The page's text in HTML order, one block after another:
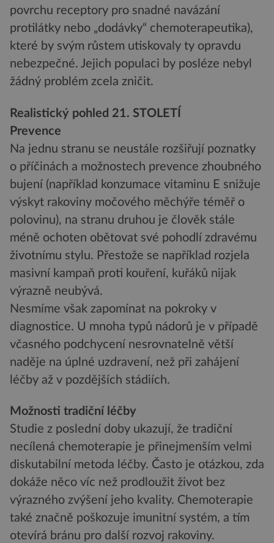
povrchu receptory pro snadné navázání
protilátky nebo „dodávky“ chemoterapeutika),
které by svým růstem utiskovaly ty opravdu
nebezpečné. Jejich populaci by posléze nebyl
žádný problém zcela zničit.
Realistický pohled 21. STOLETÍ
Prevence
Na jednu stranu se neustále rozšiřují poznatky
o příčinách a možnostech prevence zhoubného
bujení (například konzumace vitaminu E snižuje
výskyt rakoviny močového měchýře téměř o
polovinu), na stranu druhou je člověk stále
méně ochoten obětovat své pohodlí zdravému
životnímu stylu. Přestože se například rozjela
masivní kampaň proti kouření, kuřáků nijak
výrazně neubývá.
Nesmíme však zapomínat na pokroky v
diagnostice. U mnoha typů nádorů je v případě
včasného podchycení nesrovnatelně větší
naděje na úplné uzdravení, než při zahájení
léčby až v pozdějších stádiích.
Možnosti tradiční léčby
Studie z poslední doby ukazují, že tradiční
necílená chemoterapie je přinejmenším velmi
diskutabilní metoda léčby. Často je otázkou, zda
dokáže něco víc než prodloužit život bez
výrazného zvýšení jeho kvality. Chemoterapie
také značně poškozuje imunitní systém, a tím
otevírá bránu pro další rozvoj rakoviny.